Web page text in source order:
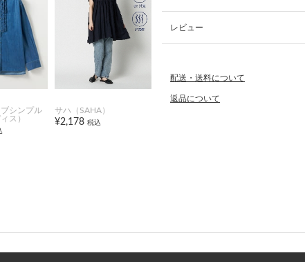
シンプル
ス）
サハ（SAHA）
¥2,178 税込
レビュー
配送・送料について
返品について